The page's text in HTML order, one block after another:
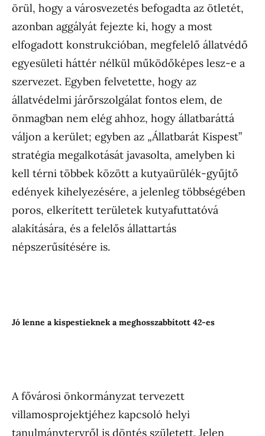
örül, hogy a városvezetés befogadta az ötletét,
azonban aggályát fejezte ki, hogy a most
elfogadott konstrukcióban, megfelelő állatvédő
egyesületi háttér nélkül működőképes lesz-e a
szervezet. Egyben felvetette, hogy az
állatvédelmi járőrszolgálat fontos elem, de
önmagban nem elég ahhoz, hogy állatbaráttá
váljon a kerület; egyben az „Állatbarát Kispest”
stratégia megalkotását javasolta, amelyben ki
kell térni többek között a kutyaürülék-gyűjtő
edények kihelyezésére, a jelenleg többségében
poros, elkerített területek kutyafuttatóvá
alakítására, és a felelős állattartás
népszerűsítésére is.
Jó lenne a kispestieknek a meghosszabbított 42-es
A fővárosi önkormányzat tervezett
villamosprojektjéhez kapcsoló helyi
tanulmánytervről is döntés született. Jelen